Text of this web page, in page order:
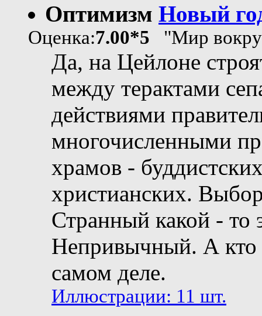
Оптимизм Новый
Оценка:7.00*5 "Мир
Да, на Цейлоне
между терактами
действиями
многочисленными
храмов -
христианских.
Странный какой - то
Непривычный. А кто
самом деле.
Иллюстрации: 11 шт.